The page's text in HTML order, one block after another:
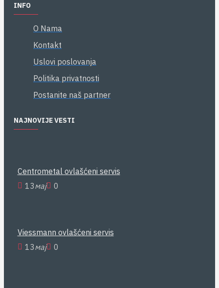
INFO
O Nama
Kontakt
Uslovi poslovanja
Politika privatnosti
Postanite naš partner
NAJNOVIJE VESTI
Centrometal ovlašćeni servis
13мај 0
Viessmann ovlašćeni servis
13мај 0